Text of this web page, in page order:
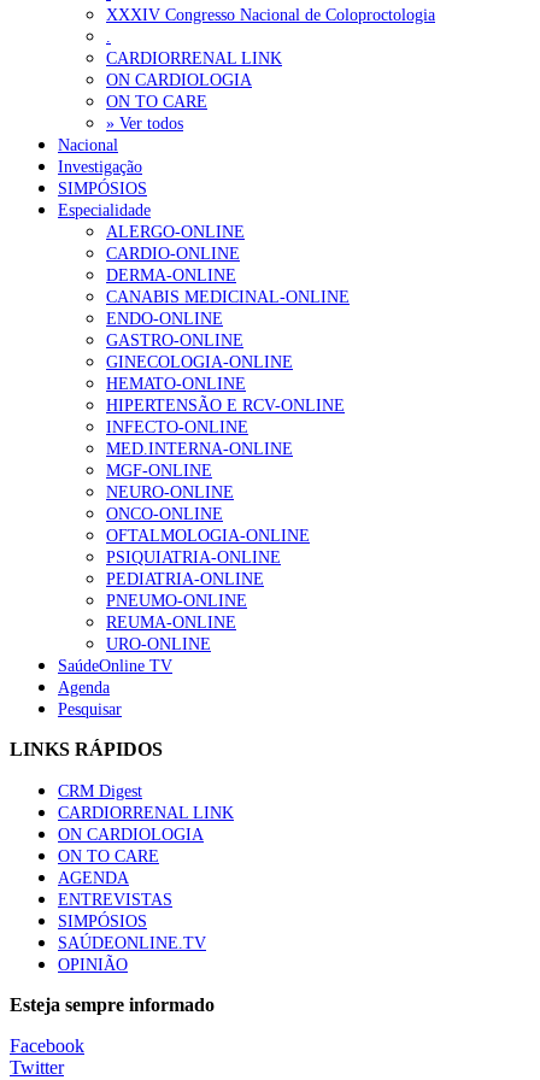
ANEM reúne com coordenador do Pacto Estratégico para a Saúde
Sindicato diz que nova carreira de médicos dentistas reforça
MAIS LIDAS
Enfermagem Forense. “Da urgência ao tribunal, cada
202 visualizações
Alguns milhares de utentes podem ficar sem médico de
175 visualizações
Quase quatro em cada dez doentes com enfarte
86 visualizações
“Os programas de rastreio do cancro do pulmão são custo-
66 visualizações
Trodelvy aprovado para primeira linha no cancro da
Especialistas defendem mais potássio na alimentação para
57 visualizações
MAIS NOTÍCIAS
6 Ago, 2026
XXXIV Congresso Nacional de Coloproctologia
.
CARDIORRENAL LINK
ON CARDIOLOGIA
ON TO CARE
» Ver todos
Nacional
Investigação
SIMPÓSIOS
Especialidade
ALERGO-ONLINE
CARDIO-ONLINE
DERMA-ONLINE
CANABIS MEDICINAL-ONLINE
ENDO-ONLINE
GASTRO-ONLINE
GINECOLOGIA-ONLINE
HEMATO-ONLINE
HIPERTENSÃO E RCV-ONLINE
INFECTO-ONLINE
MED.INTERNA-ONLINE
MGF-ONLINE
NEURO-ONLINE
ONCO-ONLINE
OFTALMOLOGIA-ONLINE
PSIQUIATRIA-ONLINE
PEDIATRIA-ONLINE
PNEUMO-ONLINE
REUMA-ONLINE
URO-ONLINE
SaúdeOnline TV
Agenda
Pesquisar
LINKS RÁPIDOS
CRM Digest
CARDIORRENAL LINK
ON CARDIOLOGIA
ON TO CARE
AGENDA
ENTREVISTAS
SIMPÓSIOS
SAÚDEONLINE.TV
OPINIÃO
Esteja sempre informado
Facebook
Twitter